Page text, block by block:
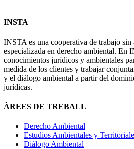
INSTA
INSTA es una cooperativa de trabajo sin
especializada en derecho ambiental. En
conocimientos jurídicos y ambientales
medida de los clientes y trabajar
y el diálogo ambiental a partir del
jurídicas.
ÀREES DE TREBALL
Derecho Ambiental
Estudios Ambientales y
Diálogo Ambiental